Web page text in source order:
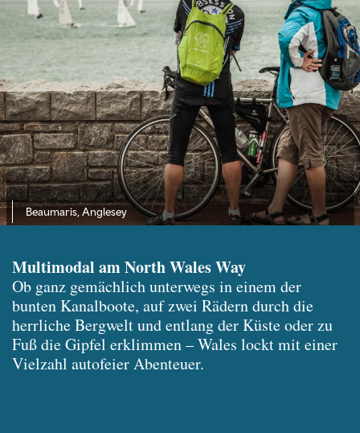
Beaumaris, Anglesey
Multimodal am North Wales Way
Ob ganz gemächlich unterwegs in einem der
bunten Kanalboote, auf zwei Rädern durch die
herrliche Bergwelt und entlang der Küste oder zu
Fuß die Gipfel erklimmen – Wales lockt mit einer
Vielzahl autofeier Abenteuer.